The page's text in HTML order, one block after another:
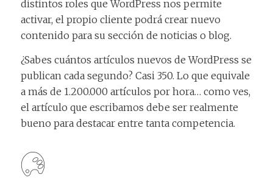
distintos roles que WordPress nos permite
activar, el propio cliente podrá crear nuevo
contenido para su sección de noticias o blog.
¿Sabes cuántos artículos nuevos de WordPress se
publican cada segundo? Casi 350. Lo que equivale
a más de 1.200.000 artículos por hora… como ves,
el artículo que escribamos debe ser realmente
bueno para destacar entre tanta competencia.